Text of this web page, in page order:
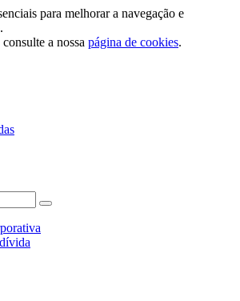
para melhorar a navegação e
a nossa página de cookies.